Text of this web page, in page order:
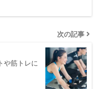
次の記事
や筋トレに